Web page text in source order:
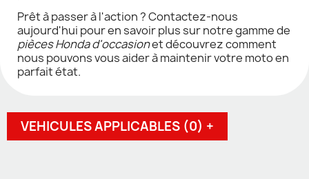
Prêt à passer à l'action ? Contactez-nous
aujourd'hui pour en savoir plus sur notre gamme de
pièces Honda d'occasionet découvrez comment
nous pouvons vous aider à maintenir votre moto en
parfait état.
VEHICULES APPLICABLES (0) +